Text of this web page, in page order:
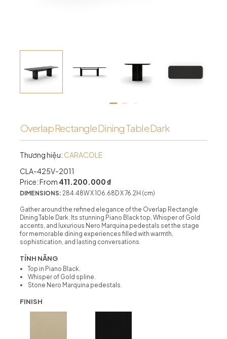
Overlap Rectangle Dining Table Dark
Thương hiệu: CARACOLE
CLA-425V-2011
Price: From 411.200.000 ₫
DIMENSIONS: 284.48W X 106.68D X 76.2H (cm)
Gather around the refined elegance of the Overlap Rectangle
Dining Table Dark. Its stunning Piano Black top, Whisper of Gold
accents, and luxurious Nero Marquina pedestals set the stage
for memorable dining experiences filled with warmth,
sophistication, and lasting conversations.
TÍNH NĂNG
Top in Piano Black.
Whisper of Gold spline.
Stone Nero Marquina pedestals.
FINISH